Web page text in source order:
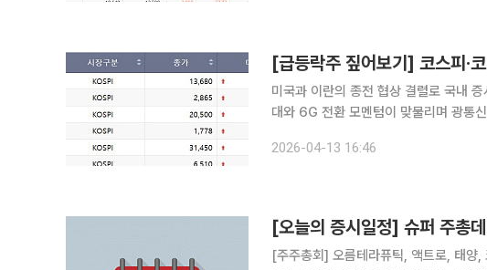
미국과 이란의 종전 협상 결렬로 국내
대와 6G 전환 모멘텀이 맞물리며 광통
2026-04-13 16:46
[오늘의 증시일정] 슈퍼 주총
[주주총회] 오름테라퓨틱, 액트로, 태양